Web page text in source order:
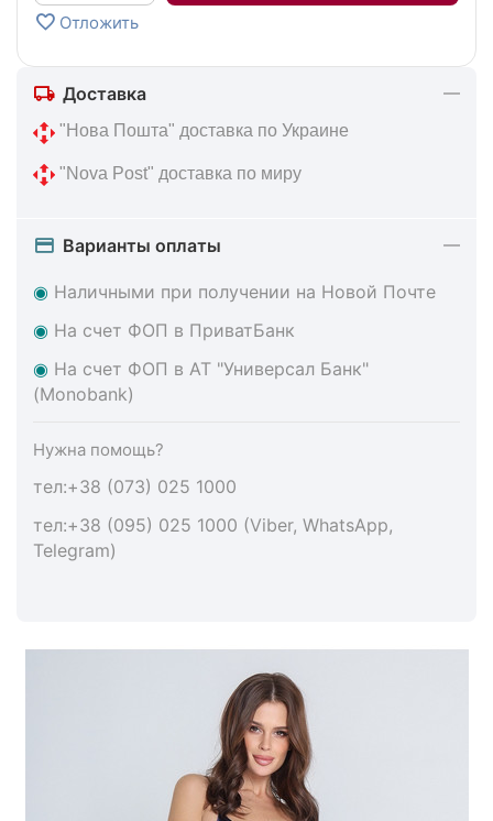
Отложить
Доставка
"Нова Пошта" доставка по Украине
"Nova Post" доставка по миру
Варианты оплаты
◉ Наличными при получении на Новой Почте
◉ На счет ФОП в ПриватБанк
◉ На счет ФОП в АТ "Универсал Банк"
(Monobank)
Нужна помощь?
тел:+38 (073) 025 1000
тел:+38 (095) 025 1000 (Viber, WhatsApp,
Telegram)